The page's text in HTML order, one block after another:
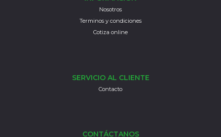
Nosotros
Terminos y condiciones
Cotiza online
SERVICIO AL CLIENTE
Contacto
CONTÁCTANOS